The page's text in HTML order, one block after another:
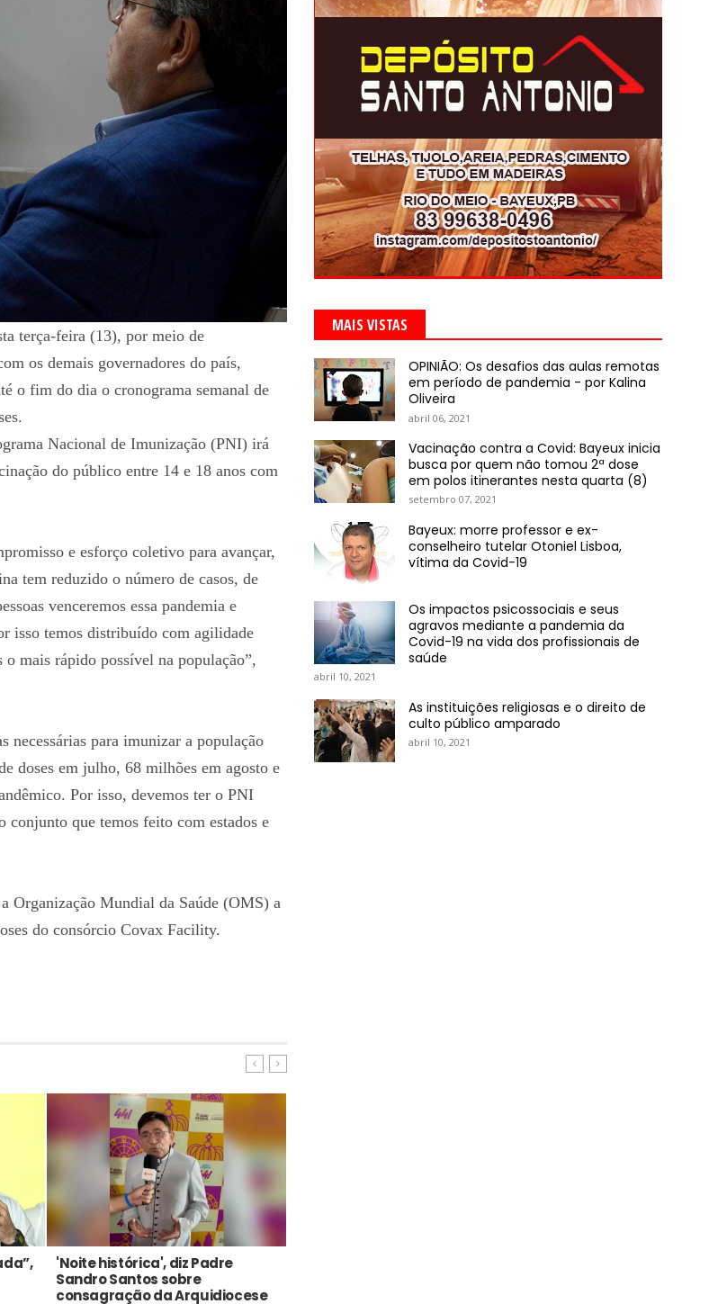
terça-feira (13), por meio de
os demais governadores do país,
o fim do dia o cronograma semanal de
Nacional de Imunização (PNI) irá
do público entre 14 e 18 anos com
e esforço coletivo para avançar,
tem reduzido o número de casos, de
venceremos essa pandemia e
isso temos distribuído com agilidade
o mais rápido possível na população”,
necessárias para imunizar a população
doses em julho, 68 milhões em agosto e
Por isso, devemos ter o PNI
conjunto que temos feito com estados e
Organização Mundial da Saúde (OMS) a
do consórcio Covax Facility.
'Noite histórica', diz Padre
Sandro Santos sobre
consagração da Arquidiocese
MAIS VISTAS
OPINIÃO: Os desafios das aulas remotas
em período de pandemia - por Kalina
Oliveira
abril 06, 2021
Vacinação contra a Covid: Bayeux inicia
busca por quem não tomou 2ª dose
em polos itinerantes nesta quarta (8)
setembro 07, 2021
Bayeux: morre professor e ex-
conselheiro tutelar Otoniel Lisboa,
vítima da Covid-19
Os impactos psicossociais e seus
agravos mediante a pandemia da
Covid-19 na vida dos profissionais de
saúde
abril 10, 2021
As instituições religiosas e o direito de
culto público amparado
abril 10, 2021